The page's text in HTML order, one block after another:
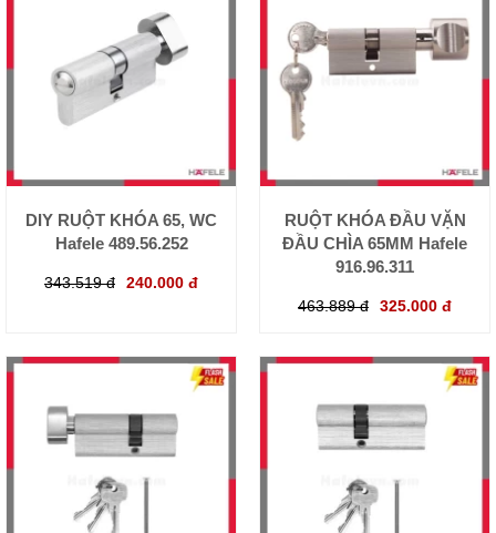
DIY RUỘT KHÓA 65, WC
Hafele 489.56.252
343.519 đ 240.000 đ
RUỘT KHÓA ĐẦU VẶN
ĐẦU CHÌA 65MM Hafele
916.96.311
463.889 đ 325.000 đ